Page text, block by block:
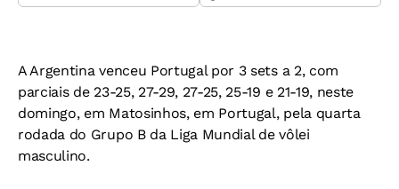
A Argentina venceu Portugal por 3 sets a 2, com
parciais de 23-25, 27-29, 27-25, 25-19 e 21-19, neste
domingo, em Matosinhos, em Portugal, pela quarta
rodada do Grupo B da Liga Mundial de vôlei
masculino.